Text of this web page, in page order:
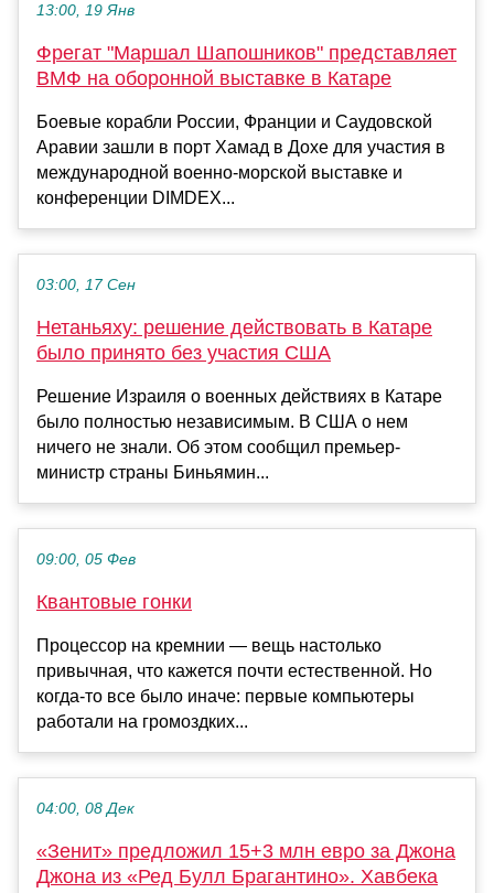
13:00, 19 Янв
Фрегат "Маршал Шапошников" представляет
ВМФ на оборонной выставке в Катаре
Боевые корабли России, Франции и Саудовской
Аравии зашли в порт Хамад в Дохе для участия в
международной военно-морской выставке и
конференции DIMDEX...
03:00, 17 Сен
Нетаньяху: решение действовать в Катаре
было принято без участия США
Решение Израиля о военных действиях в Катаре
было полностью независимым. В США о нем
ничего не знали. Об этом сообщил премьер-
министр страны Биньямин...
09:00, 05 Фев
Квантовые гонки
Процессор на кремнии — вещь настолько
привычная, что кажется почти естественной. Но
когда-то все было иначе: первые компьютеры
работали на громоздких...
04:00, 08 Дек
«Зенит» предложил 15+3 млн евро за Джона
Джона из «Ред Булл Брагантино». Хавбека